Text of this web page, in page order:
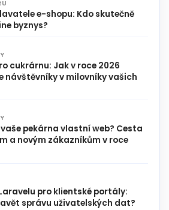
e-shopu: Kdo skutečně
byznys?
cukrárnu: Jak v roce 2026
návštěvníky v milovníky vašich
pekárna vlastní web? Cesta
a novým zákazníkům v roce
pro klientské portály:
správu uživatelských dat?